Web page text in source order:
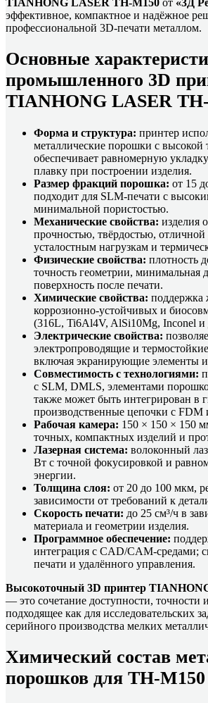
эффективное, компактное и надёжное
профессиональной 3D-печати металлом.
Основные
промышленного 3D
TIANHONG LASER
Форма и структура: принтер
металлические порошки с высокой
обеспечивает равномерную
плавку при построении изделия.
Размер фракций порошка: от 15
подходит для SLM-печати с
минимальной пористостью.
Механические свойства: изделия
прочностью, твёрдостью,
усталостным нагрузкам и
Физические свойства: плотность
точность геометрии, минимальная
поверхность после печати.
Химические свойства: поддержка
коррозионно-устойчивых и
(316L, Ti6Al4V, AlSi10Mg, Inconel и
Электрические свойства:
электропроводящие и
включая экранирующие элементы
Совместимость с технологиями:
с SLM, DMLS, элементами
также может быть интегрирован в
производственные цепочки с FDM
Рабочая камера: 150 × 150 × 150
точных, компактных изделий и
Лазерная система: волоконный
Вт с точной фокусировкой и
энергии.
Толщина слоя: от 20 до 100 мкм,
зависимости от требований к
Скорость печати: до 25 см³/ч в
материала и геометрии изделия.
Программное обеспечение:
интеграция с CAD/CAM-средами;
печати и удалённого управления.
Высокоточный 3D принтер
— это сочетание доступности, точности
подходящее как для исследовательских
серийного производства мелких
Химический состав
порошков для TH-M150